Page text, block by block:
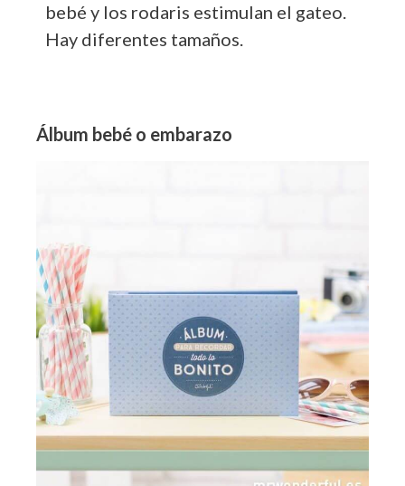
bebé y los rodaris estimulan el gateo.
Hay diferentes tamaños.
Álbum bebé o embarazo